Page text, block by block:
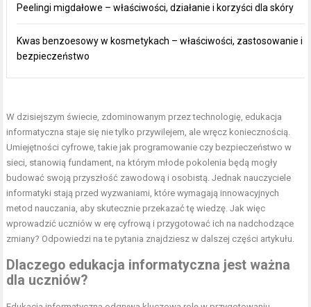
Peelingi migdałowe – właściwości, działanie i korzyści dla skóry
Kwas benzoesowy w kosmetykach – właściwości, zastosowanie i
bezpieczeństwo
W dzisiejszym świecie, zdominowanym przez technologię, edukacja
informatyczna staje się nie tylko przywilejem, ale wręcz koniecznością.
Umiejętności cyfrowe, takie jak programowanie czy bezpieczeństwo w
sieci, stanowią fundament, na którym młode pokolenia będą mogły
budować swoją przyszłość zawodową i osobistą. Jednak nauczyciele
informatyki stają przed wyzwaniami, które wymagają innowacyjnych
metod nauczania, aby skutecznie przekazać tę wiedzę. Jak więc
wprowadzić uczniów w erę cyfrową i przygotować ich na nadchodzące
zmiany? Odpowiedzi na te pytania znajdziesz w dalszej części artykułu.
Dlaczego edukacja informatyczna jest ważna
dla uczniów?